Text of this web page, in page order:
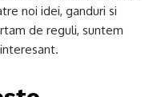
noi idei, ganduri si
de reguli, suntem